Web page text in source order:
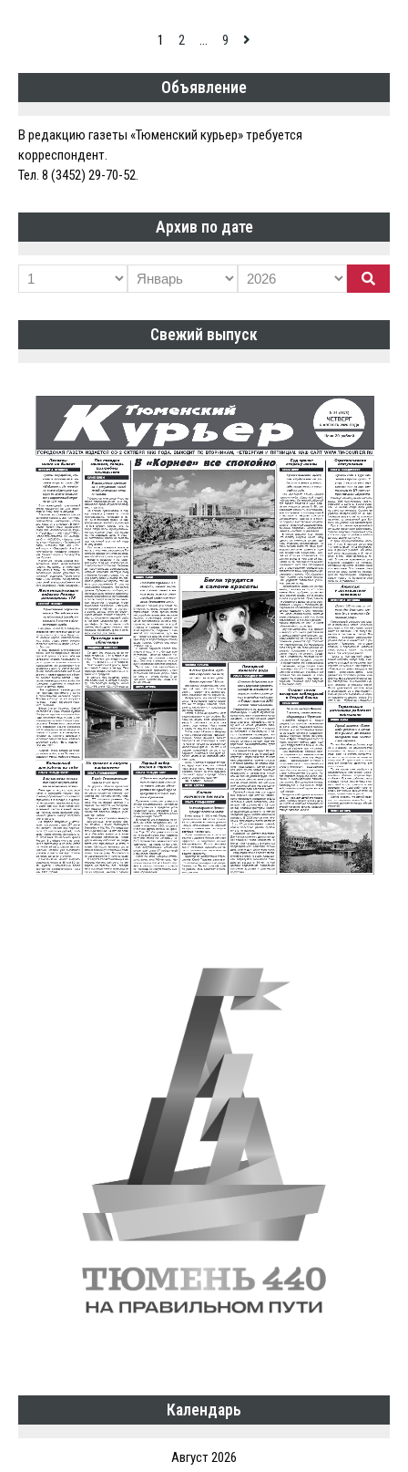
по
записям
1 2 … 9
Объявление
В редакцию газеты «Тюменский курьер» требуется
корреспондент.
Тел. 8 (3452) 29-70-52.
Архив по дате
Свежий выпуск
Календарь
Август 2026